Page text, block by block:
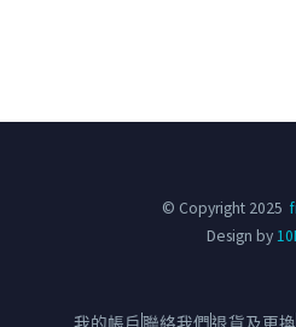
© Copyright 2025
Design by